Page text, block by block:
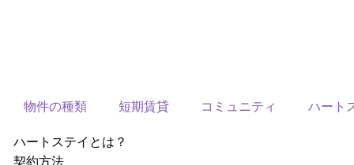
物件の種類 短期賃貸 コミュニティ ハート
ハートステイとは？
契約方法